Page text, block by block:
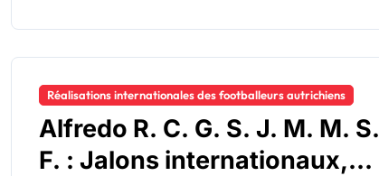
Réalisations internationales des footballeurs autrichiens
Alfredo R. C. G. S. J. M. M. S.
F. : Jalons internationaux,